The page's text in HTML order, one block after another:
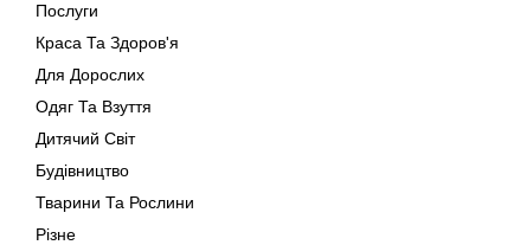
Послуги
Краса Та Здоров'я
Для Дорослих
Одяг Та Взуття
Дитячий Світ
Будівництво
Тварини Та Рослини
Різне